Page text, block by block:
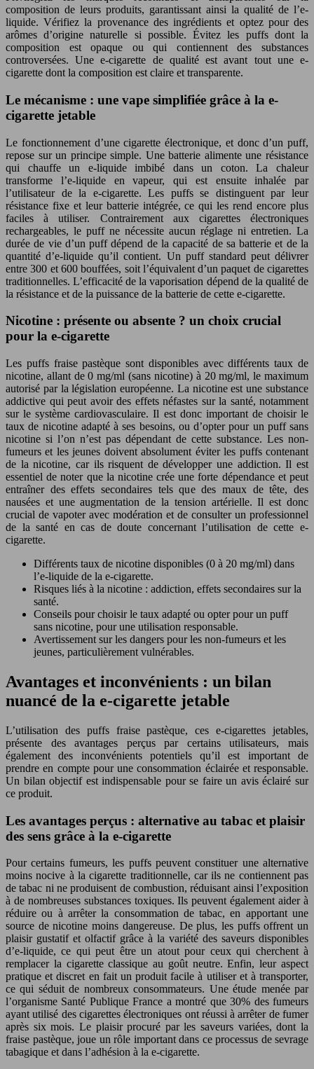
composition de leurs produits, garantissant ainsi la qualité de l’e-
liquide. Vérifiez la provenance des ingrédients et optez pour des
arômes d’origine naturelle si possible. Évitez les puffs dont la
composition est opaque ou qui contiennent des substances
controversées. Une e-cigarette de qualité est avant tout une e-
cigarette dont la composition est claire et transparente.
Le mécanisme : une vape simplifiée grâce à la e-
cigarette jetable
Le fonctionnement d’une cigarette électronique, et donc d’un puff,
repose sur un principe simple. Une batterie alimente une résistance
qui chauffe un e-liquide imbibé dans un coton. La chaleur
transforme l’e-liquide en vapeur, qui est ensuite inhalée par
l’utilisateur de la e-cigarette. Les puffs se distinguent par leur
résistance fixe et leur batterie intégrée, ce qui les rend encore plus
faciles à utiliser. Contrairement aux cigarettes électroniques
rechargeables, le puff ne nécessite aucun réglage ni entretien. La
durée de vie d’un puff dépend de la capacité de sa batterie et de la
quantité d’e-liquide qu’il contient. Un puff standard peut délivrer
entre 300 et 600 bouffées, soit l’équivalent d’un paquet de cigarettes
traditionnelles. L’efficacité de la vaporisation dépend de la qualité de
la résistance et de la puissance de la batterie de cette e-cigarette.
Nicotine : présente ou absente ? un choix crucial
pour la e-cigarette
Les puffs fraise pastèque sont disponibles avec différents taux de
nicotine, allant de 0 mg/ml (sans nicotine) à 20 mg/ml, le maximum
autorisé par la législation européenne. La nicotine est une substance
addictive qui peut avoir des effets néfastes sur la santé, notamment
sur le système cardiovasculaire. Il est donc important de choisir le
taux de nicotine adapté à ses besoins, ou d’opter pour un puff sans
nicotine si l’on n’est pas dépendant de cette substance. Les non-
fumeurs et les jeunes doivent absolument éviter les puffs contenant
de la nicotine, car ils risquent de développer une addiction. Il est
essentiel de noter que la nicotine crée une forte dépendance et peut
entraîner des effets secondaires tels que des maux de tête, des
nausées et une augmentation de la tension artérielle. Il est donc
crucial de vapoter avec modération et de consulter un professionnel
de la santé en cas de doute concernant l’utilisation de cette e-
cigarette.
Différents taux de nicotine disponibles (0 à 20 mg/ml) dans
l’e-liquide de la e-cigarette.
Risques liés à la nicotine : addiction, effets secondaires sur la
santé.
Conseils pour choisir le taux adapté ou opter pour un puff
sans nicotine, pour une utilisation responsable.
Avertissement sur les dangers pour les non-fumeurs et les
jeunes, particulièrement vulnérables.
Avantages et inconvénients : un bilan
nuancé de la e-cigarette jetable
L’utilisation des puffs fraise pastèque, ces e-cigarettes jetables,
présente des avantages perçus par certains utilisateurs, mais
également des inconvénients potentiels qu’il est important de
prendre en compte pour une consommation éclairée et responsable.
Un bilan objectif est indispensable pour se faire un avis éclairé sur
ce produit.
Les avantages perçus : alternative au tabac et plaisir
des sens grâce à la e-cigarette
Pour certains fumeurs, les puffs peuvent constituer une alternative
moins nocive à la cigarette traditionnelle, car ils ne contiennent pas
de tabac ni ne produisent de combustion, réduisant ainsi l’exposition
à de nombreuses substances toxiques. Ils peuvent également aider à
réduire ou à arrêter la consommation de tabac, en apportant une
source de nicotine moins dangereuse. De plus, les puffs offrent un
plaisir gustatif et olfactif grâce à la variété des saveurs disponibles
d’e-liquide, ce qui peut être un atout pour ceux qui cherchent à
remplacer la cigarette classique au goût neutre. Enfin, leur aspect
pratique et discret en fait un produit facile à utiliser et à transporter,
ce qui séduit de nombreux consommateurs. Une étude menée par
l’organisme Santé Publique France a montré que 30% des fumeurs
ayant utilisé des cigarettes électroniques ont réussi à arrêter de fumer
après six mois. Le plaisir procuré par les saveurs variées, dont la
fraise pastèque, joue un rôle important dans ce processus de sevrage
tabagique et dans l’adhésion à la e-cigarette.